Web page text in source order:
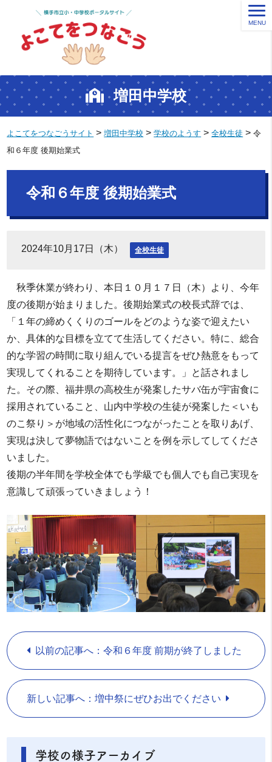
増田中学校
MENU
よこてをつなごうサイト >増田中学校 >学校のようす >全校生徒 >令
和６年度 後期始業式
令和６年度 後期始業式
2024年10月17日（木） 全校生徒
秋季休業が終わり、本日１０月１７日（木）より、今年
度の後期が始まりました。後期始業式の校長式辞では、
「１年の締めくくりのゴールをどのような姿で迎えたい
か、具体的な目標を立てて生活してください。特に、総合
的な学習の時間に取り組んでいる提言をぜひ熱意をもって
実現してくれることを期待しています。」と話されまし
た。その際、福井県の高校生が発案したサバ缶が宇宙食に
採用されていること、山内中学校の生徒が発案した＜いも
のこ祭り＞が地域の活性化につながったことを取りあげ、
実現は決して夢物語ではないことを例を示してしてくださ
いました。
後期の半年間を学校全体でも学級でも個人でも自己実現を
意識して頑張っていきましょう！
以前の記事へ：令和６年度 前期が終了しました
新しい記事へ：増中祭にぜひお出でください
学校の様子アーカイブ